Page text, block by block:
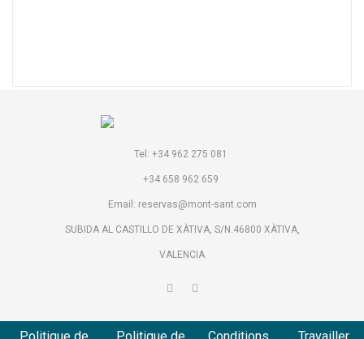
Tel: +34 962 275 081
+34 658 962 659
Email: reservas@mont-sant.com
SUBIDA AL CASTILLO DE XÀTIVA, S/N.46800 XÀTIVA,
VALENCIA